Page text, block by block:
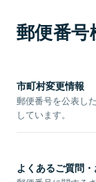
郵便番
市町村変更情報
郵便番号を公表し
しています。
よくあるご質問